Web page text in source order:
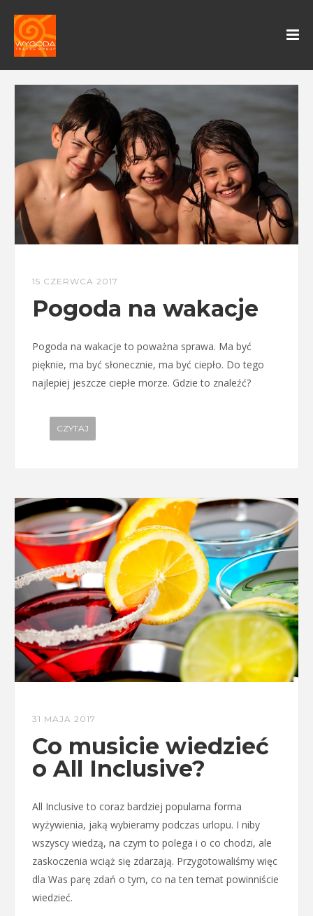
15 CZERWCA 2017
Pogoda na wakacje
Pogoda na wakacje to poważna sprawa. Ma być
pięknie, ma być słonecznie, ma być ciepło. Do tego
najlepiej jeszcze ciepłe morze. Gdzie to znaleźć?
CZYTAJ
31 MAJA 2017
Co musicie wiedzieć
o All Inclusive?
All Inclusive to coraz bardziej popularna forma
wyżywienia, jaką wybieramy podczas urlopu. I niby
wszyscy wiedzą, na czym to polega i o co chodzi, ale
zaskoczenia wciąż się zdarzają. Przygotowaliśmy więc
dla Was parę zdań o tym, co na ten temat powinniście
wiedzieć.